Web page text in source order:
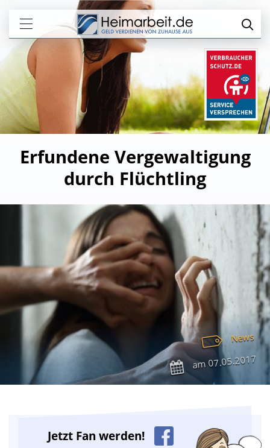
Erfundene Vergewaltigung
durch Flüchtling
News
am07.05.2017
Jetzt Fan werden!